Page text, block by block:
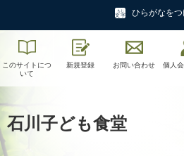
ひらがなをつ
このサイトにつ
いて
新規登録 お問い合わせ
個人
石川子ども食堂